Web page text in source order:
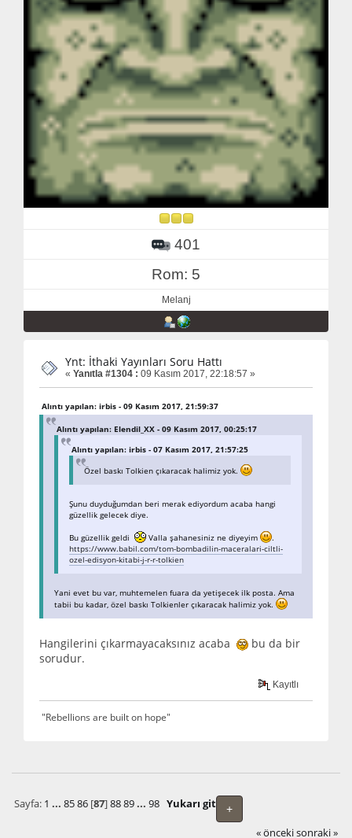
401
Rom: 5
Melanj
Ynt: İthaki Yayınları Soru Hattı
« Yanıtla #1304 : 09 Kasım 2017, 22:18:57 »
Alıntı yapılan: irbis - 09 Kasım 2017, 21:59:37
Alıntı yapılan: Elendil_XX - 09 Kasım 2017, 00:25:17
Alıntı yapılan: irbis - 07 Kasım 2017, 21:57:25
Özel baskı Tolkien çıkaracak halimiz yok.
Şunu duyduğumdan beri merak ediyordum acaba hangi
güzellik gelecek diye.
Bu güzellik geldi Valla şahanesiniz ne diyeyim
.
https://www.babil.com/tom-bombadilin-maceralari-ciltli-
ozel-edisyon-kitabi-j-r-r-tolkien
Yani evet bu var, muhtemelen fuara da yetişecek ilk posta. Ama
tabii bu kadar, özel baskı Tolkienler çıkaracak halimiz yok.
Hangilerini çıkarmayacaksınız acaba
bu da bir
sorudur.
Kayıtlı
"Rebellions are built on hope"
+
Sayfa: 1 ... 85 86[87]88 89 ... 98 Yukarı git
« önceki sonraki »